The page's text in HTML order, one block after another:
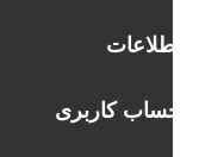
کاربری